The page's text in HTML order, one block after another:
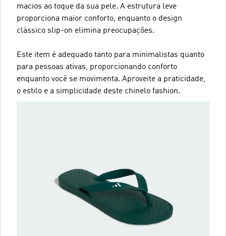
macios ao toque da sua pele. A estrutura leve
proporciona maior conforto, enquanto o design
clássico slip-on elimina preocupações.
Este item é adequado tanto para minimalistas quanto
para pessoas ativas, proporcionando conforto
enquanto você se movimenta. Aproveite a praticidade,
o estilo e a simplicidade deste chinelo fashion.